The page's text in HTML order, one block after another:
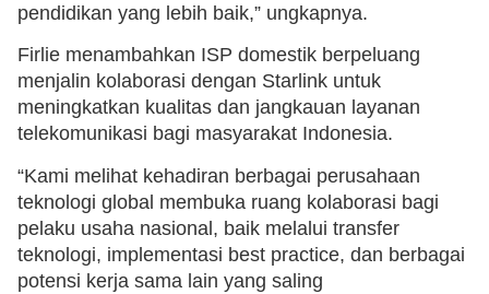
pendidikan yang lebih baik,” ungkapnya.
Firlie menambahkan ISP domestik berpeluang
menjalin kolaborasi dengan Starlink untuk
meningkatkan kualitas dan jangkauan layanan
telekomunikasi bagi masyarakat Indonesia.
“Kami melihat kehadiran berbagai perusahaan
teknologi global membuka ruang kolaborasi bagi
pelaku usaha nasional, baik melalui transfer
teknologi, implementasi best practice, dan berbagai
potensi kerja sama lain yang saling